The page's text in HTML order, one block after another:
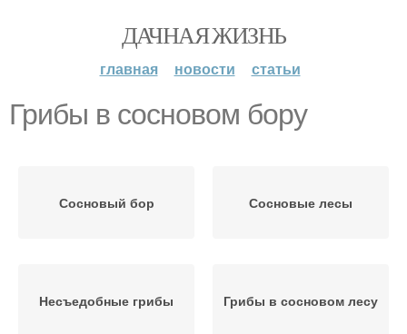
ДАЧНАЯ ЖИЗНЬ
главная новости статьи
Грибы в сосновом бору
Сосновый бор Сосновые лесы
Несъедобные грибы Грибы в сосновом лесу